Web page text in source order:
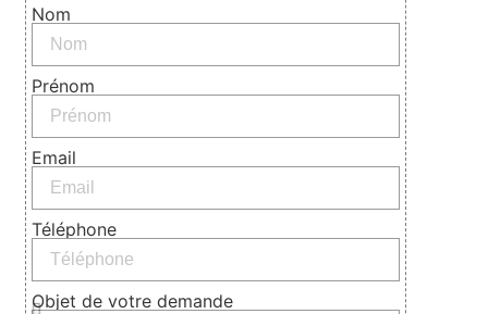
Nom
Prénom
Email
Téléphone
Objet de votre demande